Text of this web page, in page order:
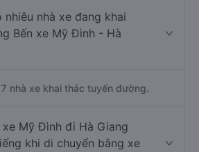
nhiêu nhà xe đang khai
Bến xe Mỹ Đình - Hà
nhà xe khai thác tuyến đường.
xe Mỹ Đình đi Hà Giang
khi di chuyển bằng xe